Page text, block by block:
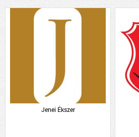
Jenei Ékszer